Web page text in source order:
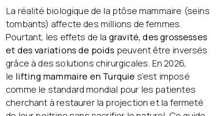
La réalité biologique de la ptôse mammaire (seins
tombants) affecte des millions de femmes.
Pourtant, les effets de la gravité, des grossesses
et des variations de poids peuvent être inversés
grâce à des solutions chirurgicales. En 2026,
le lifting mammaire en Turquie s’est imposé
comme le standard mondial pour les patientes
cherchant à restaurer la projection et la fermeté